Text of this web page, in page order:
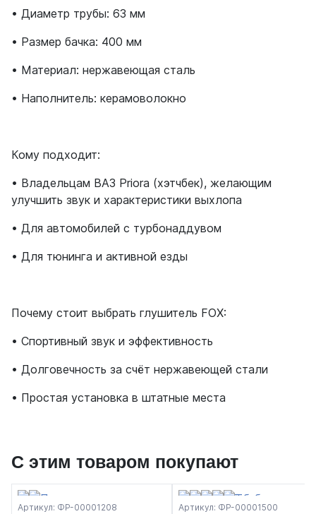
• Диаметр трубы: 63 мм
• Размер бачка: 400 мм
• Материал: нержавеющая сталь
• Наполнитель: керамоволокно
Кому подходит:
• Владельцам ВАЗ Priora (хэтчбек), желающим
улучшить звук и характеристики выхлопа
• Для автомобилей с турбонаддувом
• Для тюнинга и активной езды
Почему стоит выбрать глушитель FOX:
• Спортивный звук и эффективность
• Долговечность за счёт нержавеющей стали
• Простая установка в штатные места
С этим товаром покупают
Артикул: ФР-00001208 Артикул: ФР-00001500